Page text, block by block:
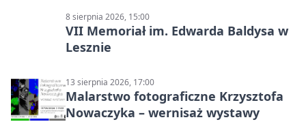
8 sierpnia 2026, 15:00
VII Memoriał im. Edwarda Baldysa w
Lesznie
13 sierpnia 2026, 17:00
Malarstwo fotograficzne Krzysztofa
Nowaczyka – wernisaż wystawy